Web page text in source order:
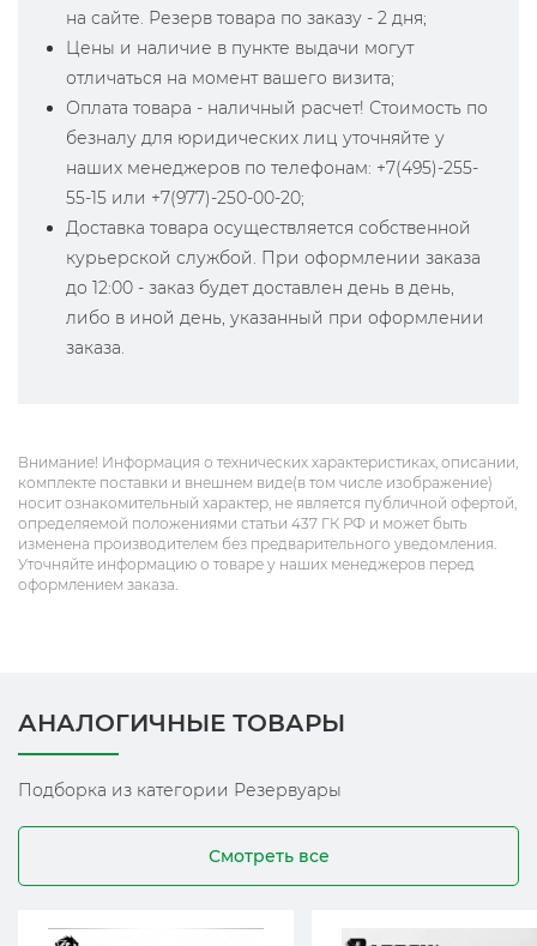
на сайте. Резерв товара по заказу - 2 дня;
Цены и наличие в пункте выдачи могут
отличаться на момент вашего визита;
Оплата товара - наличный расчет! Стоимость по
безналу для юридических лиц уточняйте у
наших менеджеров по телефонам: +7(495)-255-
55-15 или +7(977)-250-00-20;
Доставка товара осуществляется собственной
курьерской службой. При оформлении заказа
до 12:00 - заказ будет доставлен день в день,
либо в иной день, указанный при оформлении
заказа.
Внимание! Информация о технических характеристиках, описании,
комплекте поставки и внешнем виде(в том числе изображение)
носит ознакомительный характер, не является публичной офертой,
определяемой положениями статьи 437 ГК РФ и может быть
изменена производителем без предварительного уведомления.
Уточняйте информацию о товаре у наших менеджеров перед
оформлением заказа.
АНАЛОГИЧНЫЕ ТОВАРЫ
Подборка из категории Резервуары
Смотреть все